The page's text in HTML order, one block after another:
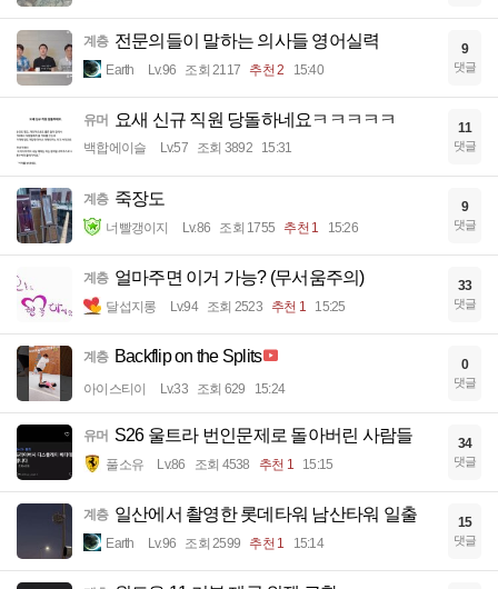
계층 전문의들이 말하는 의사들 영어실력
Earth Lv.96 조회 2117 추천 2 15:40
9
댓글
유머 요새 신규 직원 당돌하네요ㅋㅋㅋㅋㅋ
백합에이슬 Lv.57 조회 3892 15:31
11
댓글
계층 죽장도
너빨갱이지 Lv.86 조회 1755 추천 1 15:26
9
댓글
계층 얼마주면 이거 가능? (무서움주의)
달섭지롱 Lv.94 조회 2523 추천 1 15:25
33
댓글
계층 Backflip on the Splits
아이스티이 Lv.33 조회 629 15:24
0
댓글
유머 S26 울트라 번인문제로 돌아버린 사람들
풀소유 Lv.86 조회 4538 추천 1 15:15
34
댓글
계층 일산에서 촬영한 롯데타워 남산타워 일출
Earth Lv.96 조회 2599 추천 1 15:14
15
댓글